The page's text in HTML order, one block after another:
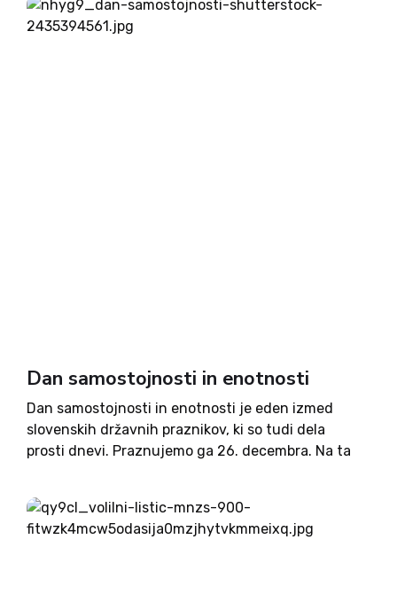
glasbi poudaril Silvo...
Dan samostojnosti in enotnosti
Dan samostojnosti in enotnosti je eden izmed
slovenskih državnih praznikov, ki so tudi dela
prosti dnevi. Praznujemo ga 26. decembra. Na ta
samostojnosti Slovenije. 26. decembra 1990 se je
88,5 % vseh volivcev (približno...